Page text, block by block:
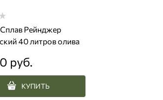
Рейнджер
40 литров олива
руб.
КУПИТЬ